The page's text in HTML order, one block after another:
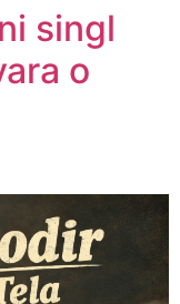
singl
o